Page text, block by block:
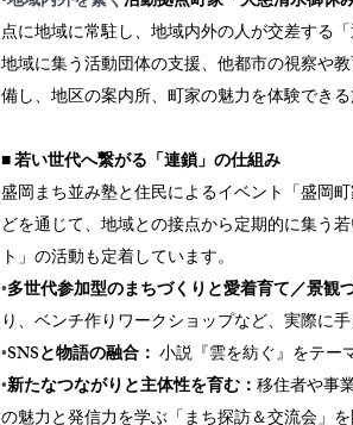
点に地域に常駐し、地域内外の人が交差する
地域に集う活動団体の支援、他都市の視察や
備し、地区の案内所、町家の魅力を体験できる
■ 若い世代へ繋がる「連鎖」の仕組み
盛岡まち並み塾と住民によるイベント「盛岡
どを通じて、地域との接点から定期的に集う
ト」の活動も定着しています。
•多世代参加型のまちづくりと愛着育て／景観
り、ベンチ作りワークショップなど、実際に
•SNSと物語の融合： 小説『雲を紡ぐ』をテー
•新たなつながりと主体性を育む： 移住者や事